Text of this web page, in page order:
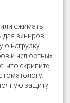
сжимать
виниров,
нагрузку.
и челюстных
что скрипите
защиту